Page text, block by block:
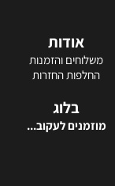
אודות
משלוחים והזמנות
החלפות החזרות
בלוג
מוזמנים לעקוב...